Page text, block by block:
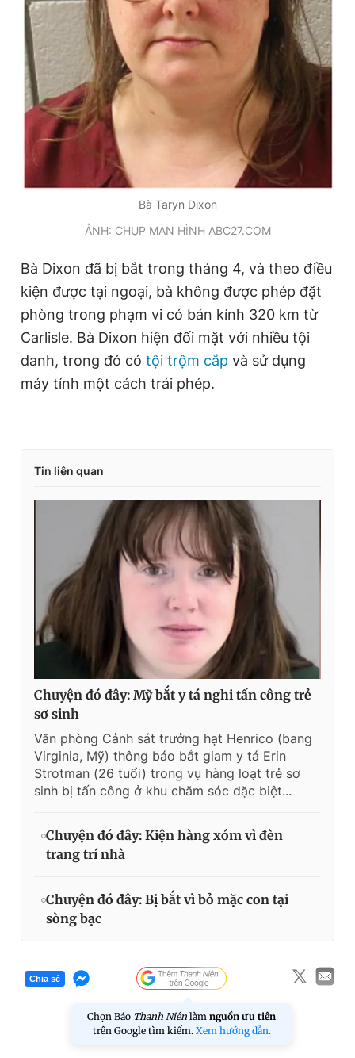
Giấy phép xuất bản số 110/GP - BTTTT cấp ngày 24.3.2020
© 2003-2026 Bản quyền thuộc về Báo Thanh Niên. Cấm sao
chép dưới mọi hình thức nếu không có sự chấp thuận bằng văn
bản. Phát triển bởi ePi Technologies, JSC.
Bà Taryn Dixon
ẢNH: CHỤP MÀN HÌNH ABC27.COM
Bà Dixon đã bị bắt trong tháng 4, và theo điều
kiện được tại ngoại, bà không được phép đặt
phòng trong phạm vi có bán kính 320 km từ
Carlisle. Bà Dixon hiện đối mặt với nhiều tội
danh, trong đó có tội trộm cắp và sử dụng
máy tính một cách trái phép.
Tin liên quan
Chuyện đó đây: Mỹ bắt y tá nghi tấn công trẻ
sơ sinh
Văn phòng Cảnh sát trưởng hạt Henrico (bang
Virginia, Mỹ) thông báo bắt giam y tá Erin
Strotman (26 tuổi) trong vụ hàng loạt trẻ sơ
sinh bị tấn công ở khu chăm sóc đặc biệt...
Chuyện đó đây: Kiện hàng xóm vì đèn
trang trí nhà
Chuyện đó đây: Bị bắt vì bỏ mặc con tại
sòng bạc
Chia sẻ
Chọn Báo Thanh Niên làm nguồn ưu tiên
trên Google tìm kiếm. Xem hướng dẫn.